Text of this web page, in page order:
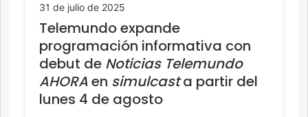
31 de julio de 2025
Telemundo expande
programación informativa con
debut de Noticias Telemundo
AHORAen simulcasta partir del
lunes 4 de agosto